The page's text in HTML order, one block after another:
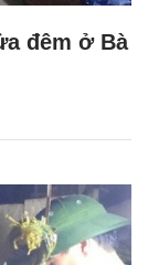
đêm ở Bà